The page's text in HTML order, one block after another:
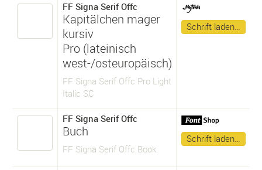
FF Signa Serif Offc
Kapitälchen mager
kursiv
Pro (lateinisch
west-/osteuropäisch)
FF Signa Serif Offc Pro Light
Italic SC
Schrift laden…
FF Signa Serif Offc
Buch
FF Signa Serif Offc Book
Schrift laden…